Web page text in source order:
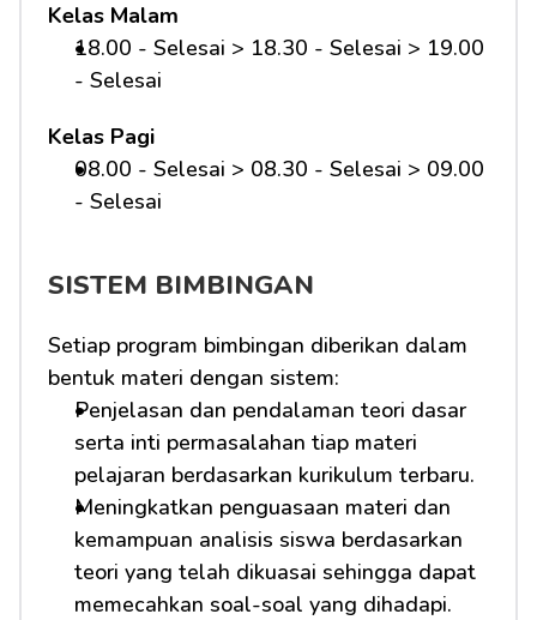
Kelas Malam
18.00 - Selesai > 18.30 - Selesai > 19.00
- Selesai
Kelas Pagi
08.00 - Selesai > 08.30 - Selesai > 09.00
- Selesai
SISTEM BIMBINGAN
Setiap program bimbingan diberikan dalam
bentuk materi dengan sistem:
Penjelasan dan pendalaman teori dasar
serta inti permasalahan tiap materi
pelajaran berdasarkan kurikulum terbaru.
Meningkatkan penguasaan materi dan
kemampuan analisis siswa berdasarkan
teori yang telah dikuasai sehingga dapat
memecahkan soal-soal yang dihadapi.